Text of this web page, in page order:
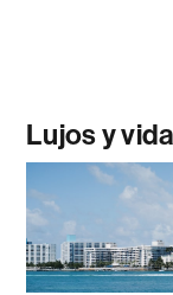
Lujos y